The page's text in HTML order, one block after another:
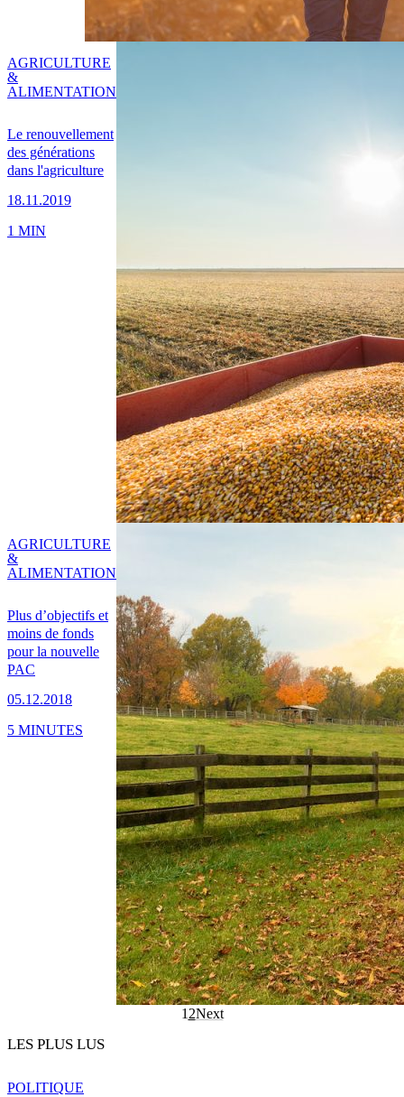
Le renouvellement
des générations
dans l'agriculture
18.11.2019
AGRICULTURE
&
ALIMENTATION
1 MIN
Plus d’objectifs et
moins de fonds
pour la nouvelle
PAC
05.12.2018
AGRICULTURE
&
ALIMENTATION
5 MINUTES
1 2Next
LES PLUS LUS
POLITIQUE